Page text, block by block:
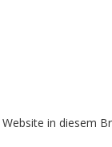
in diesem